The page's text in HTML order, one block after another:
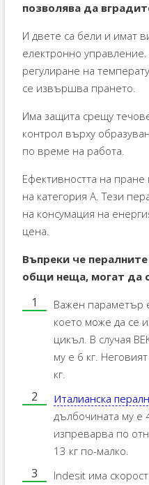
позволява да
И двете са бели и имат
електронно
регулиране на
се извършва прането.
Има защита срещу
контрол върху
по време на работа.
Ефективността на пране
на категория А. Тези
на консумация на
цена.
Въпреки че
общи неща, могат да
Важен параметър
което може да се
цикъл. В случая
му е 6 кг.
кг.
Италианска
дълбочината му е
изпреварва по
13 кг по-малко.
Indesit има